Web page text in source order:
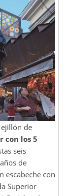
de
con los 5
seis
de
escabeche con
Superior